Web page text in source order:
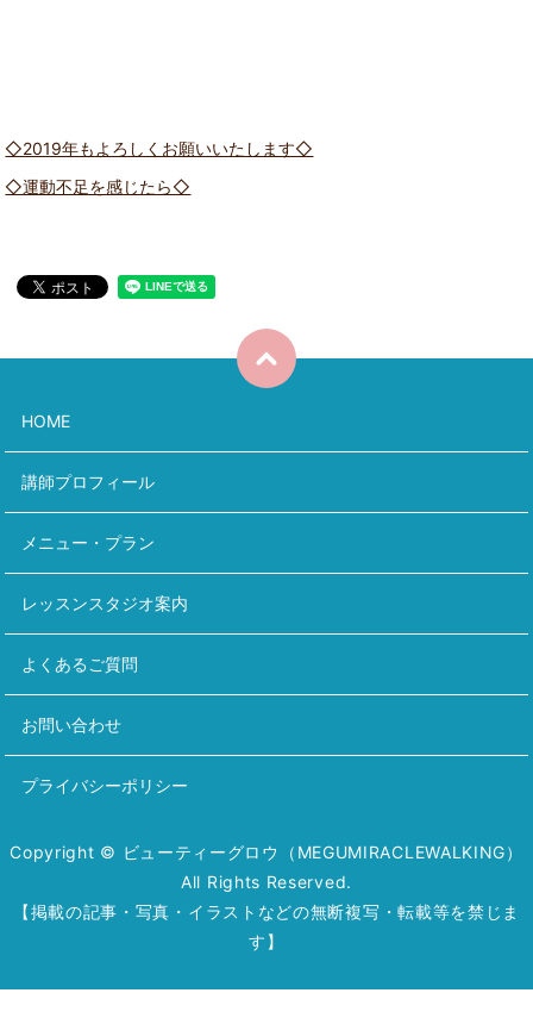
◇2019年もよろしくお願いいたします◇
◇運動不足を感じたら◇
HOME
講師プロフィール
メニュー・プラン
レッスンスタジオ案内
よくあるご質問
お問い合わせ
プライバシーポリシー
Copyright © ビューティーグロウ（MEGUMIRACLEWALKING）
All Rights Reserved.
【掲載の記事・写真・イラストなどの無断複写・転載等を禁じま
す】